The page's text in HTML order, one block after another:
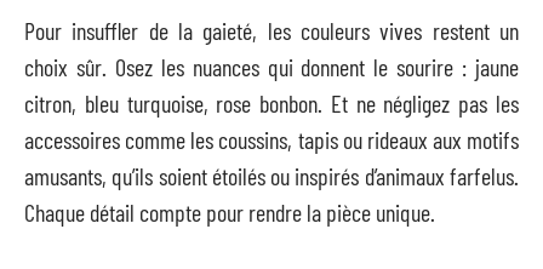
Pour insuffler de la gaieté, les couleurs vives restent un
choix sûr. Osez les nuances qui donnent le sourire : jaune
citron, bleu turquoise, rose bonbon. Et ne négligez pas les
accessoires comme les coussins, tapis ou rideaux aux motifs
amusants, qu’ils soient étoilés ou inspirés d’animaux farfelus.
Chaque détail compte pour rendre la pièce unique.